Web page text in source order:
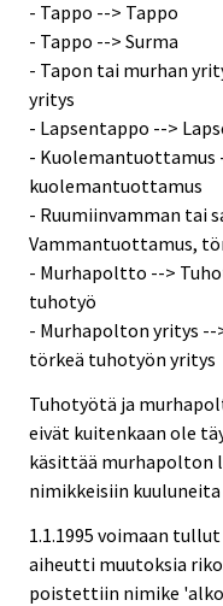
- Tappo --> Tappo
- Tappo --> Surma
- Tapon tai murhan
yritys
- Lapsentappo -->
- Kuolemantuottamus
kuolemantuottamus
- Ruumiinvamman tai
Vammantuottamus,
- Murhapoltto -->
tuhotyö
- Murhapolton yritys
törkeä tuhotyön yritys
Tuhotyötä ja
eivät kuitenkaan ole
käsittää murhapolton
nimikkeisiin kuuluneita
1.1.1995 voimaan
aiheutti muutoksia
poistettiin nimike